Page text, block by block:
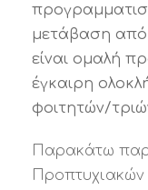
μετάβαση
είναι ομαλή
έγκαιρη
φοιτητών/
Παρακάτω